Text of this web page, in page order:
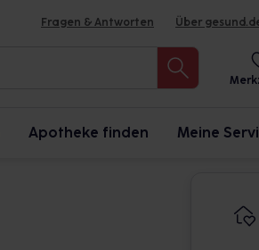
Fragen & Antworten Über
Apotheke finden Meine